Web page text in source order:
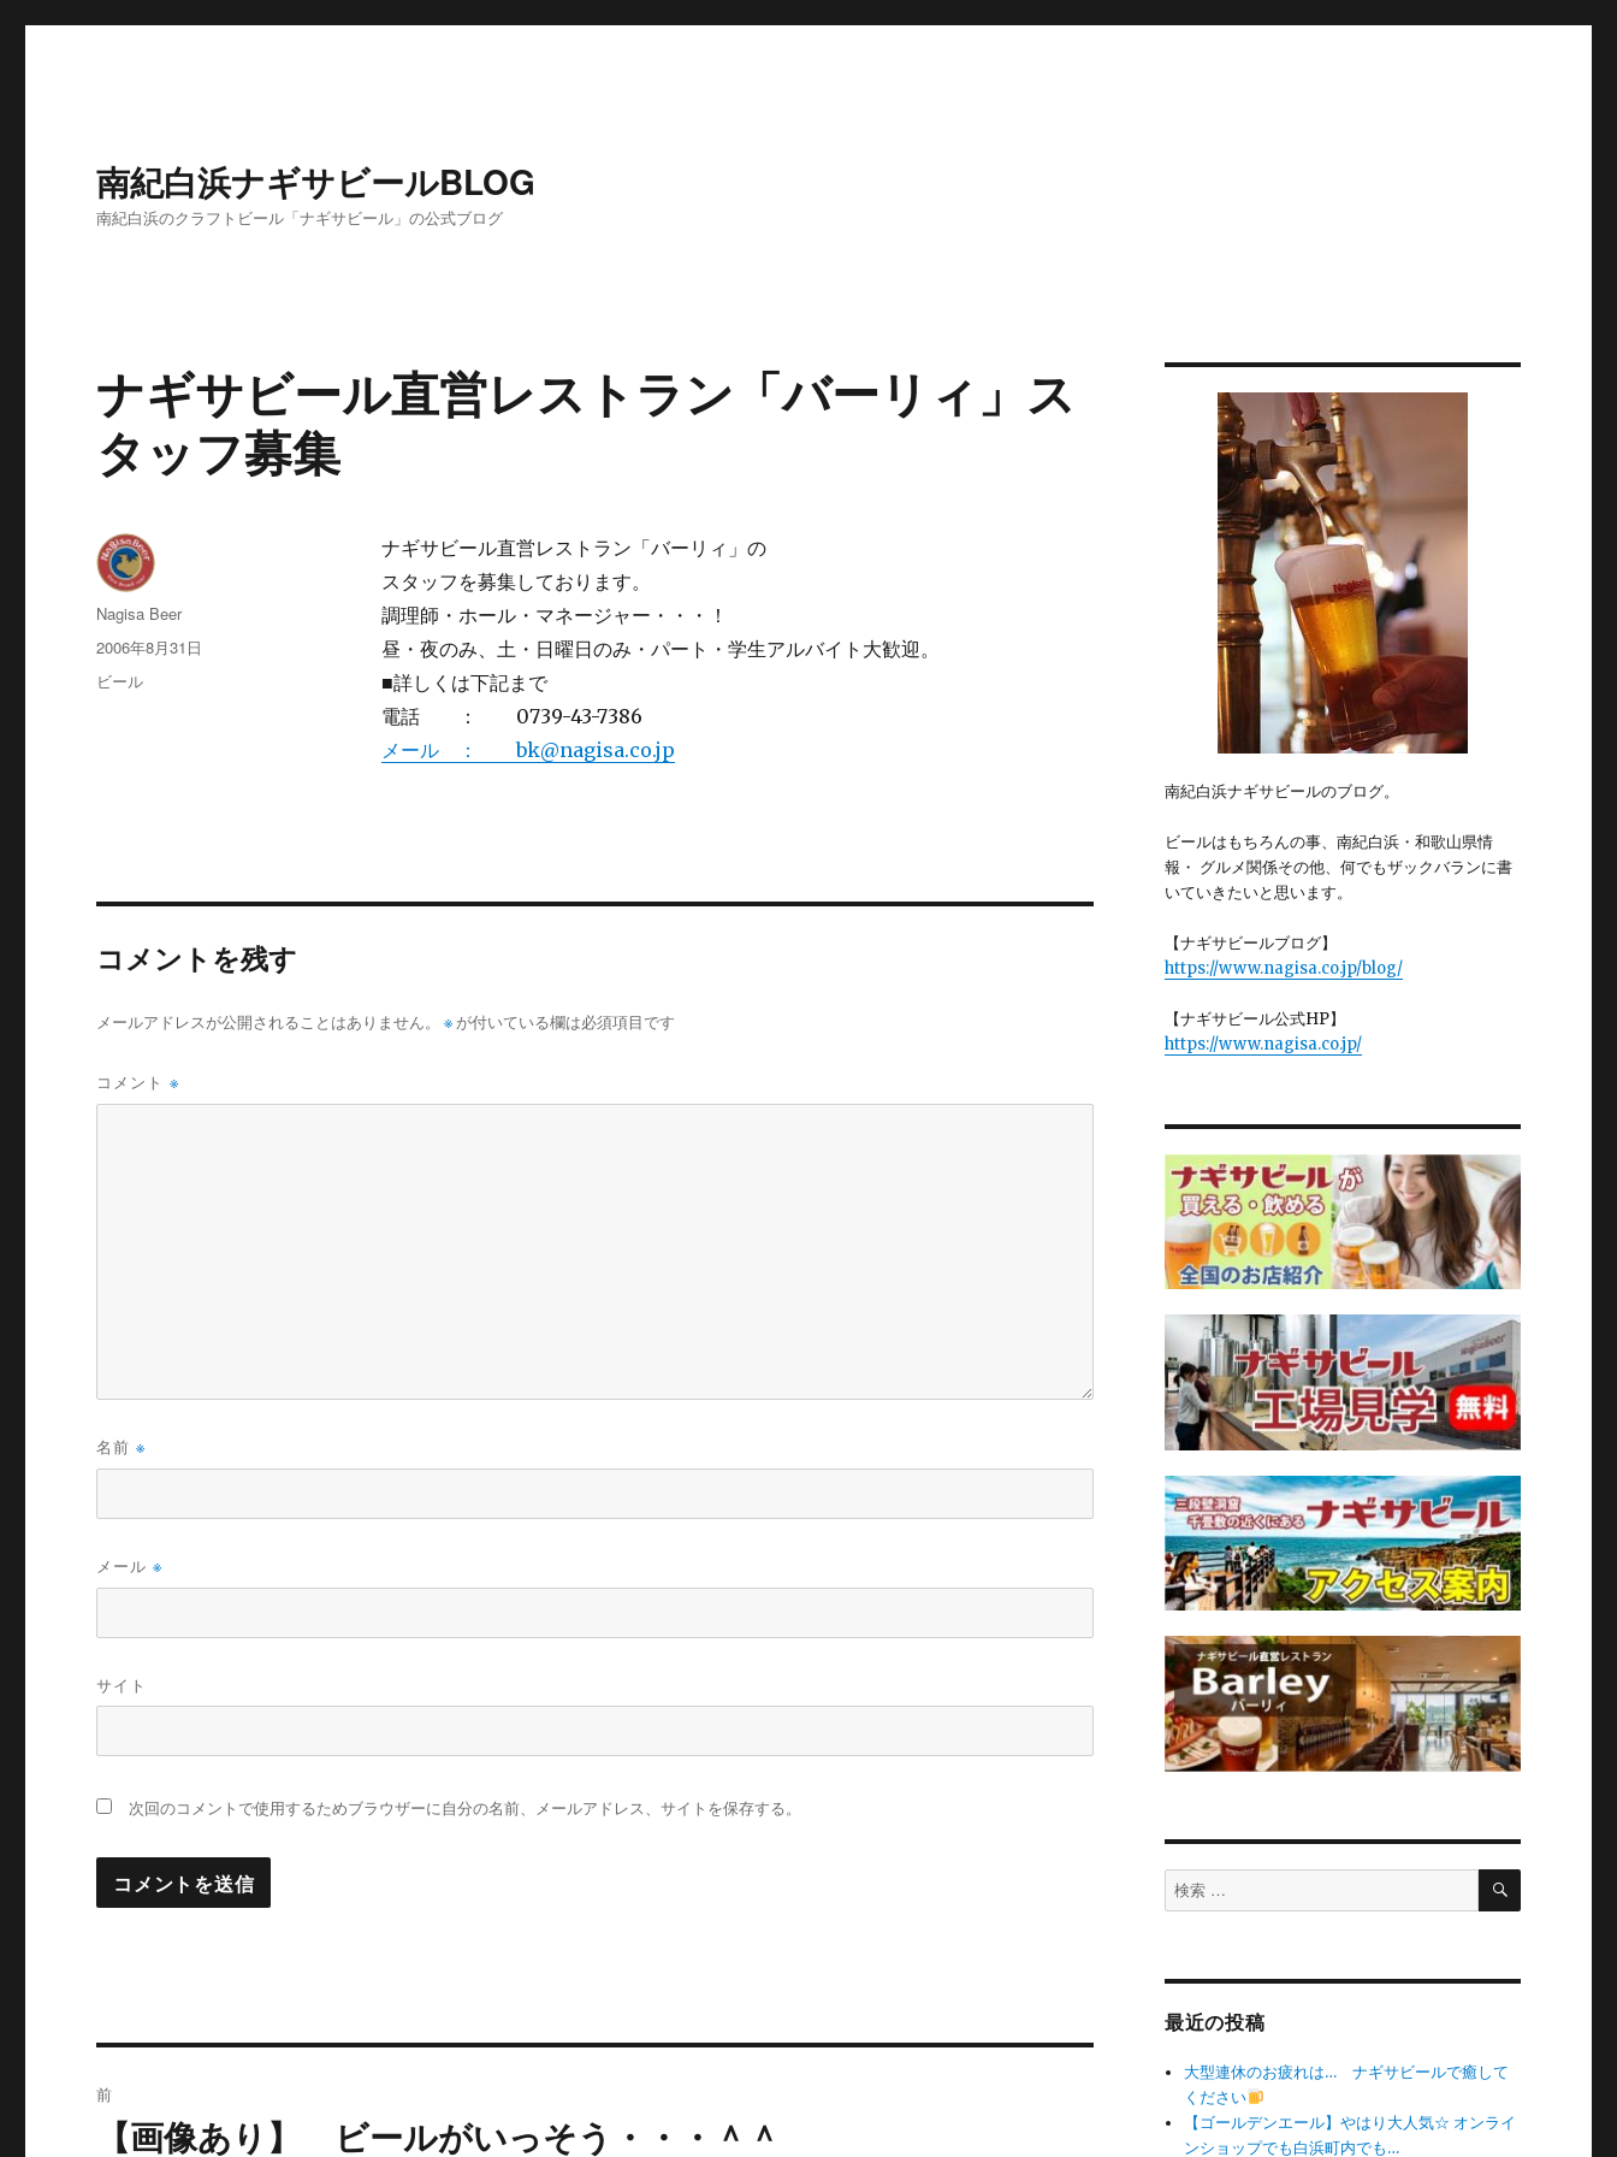
南紀白浜ナギサビールBLOG
南紀白浜のクラフトビール「ナギサビール」の公式ブログ
ナギサビール直営レストラン「バーリィ」ス
タッフ募集
ナギサビール直営レストラン「バーリィ」の
スタッフを募集しております。
調理師・ホール・マネージャー・・・！
昼・夜のみ、土・日曜日のみ・パート・学生アルバイト大歓迎。
■詳しくは下記まで
電話 ： 0739-43-7386
メール ： bk@nagisa.co.jp
投
稿
Nagisa Beer
投
稿
日:
2006年8月31日
カ
ビール
コメントを残す
メールアドレスが公開されることはありません。 ※ が付いている欄は必須項目です
コメント※
名前※
メール※
サイト
次回のコメントで使用するためブラウザーに自分の名前、メールアドレス、サイトを保存する。
稿
前
【画像あり】 ビールがいっそう・・・＾＾
南紀白浜ナギサビールのブログ。
ビールはもちろんの事、南紀白浜・和歌山県情
報・ グルメ関係その他、何でもザックバランに書
いていきたいと思います。
【ナギサビールブログ】
https://www.nagisa.co.jp/blog/
【ナギサビール公式HP】
https://www.nagisa.co.jp/
検
索
検
最近の投稿
大型連休のお疲れは… ナギサビールで癒して
ください
【ゴールデンエール】やはり大人気☆ オンライ
ンショップでも白浜町内でも…